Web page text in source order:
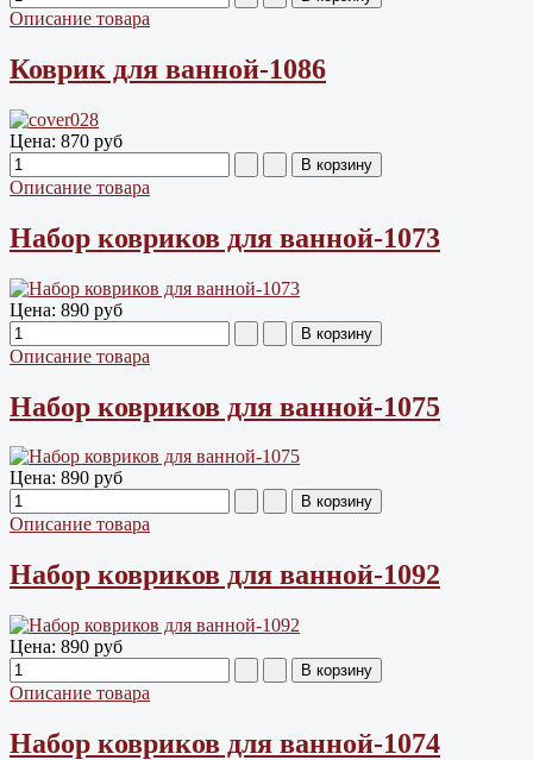
Описание товара
Коврик для ванной-1086
Цена: 870 руб
Описание товара
Набор ковриков для ванной-1073
Цена: 890 руб
Описание товара
Набор ковриков для ванной-1075
Цена: 890 руб
Описание товара
Набор ковриков для ванной-1092
Цена: 890 руб
Описание товара
Набор ковриков для ванной-1074